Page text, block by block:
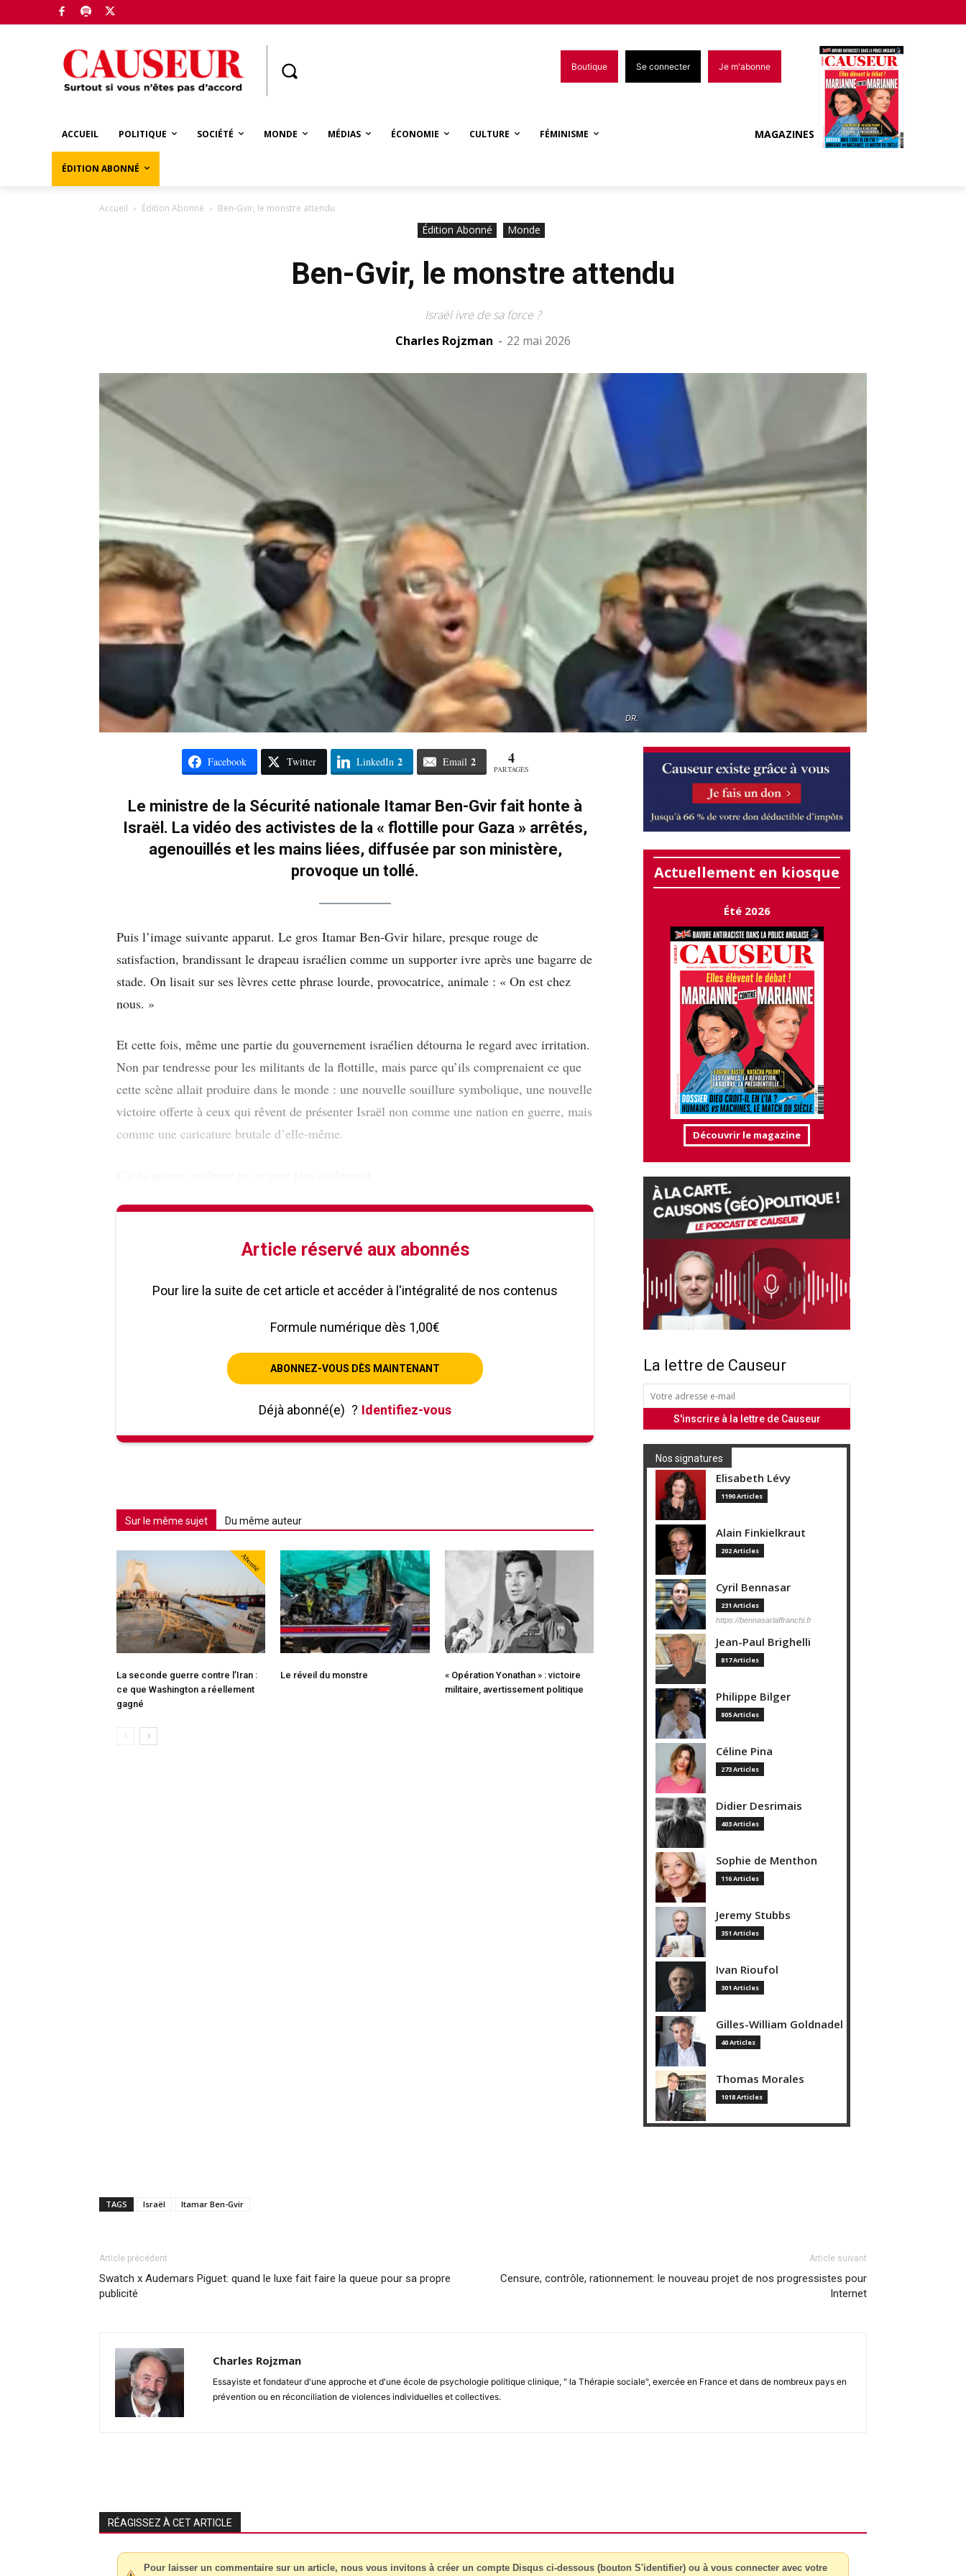
Boutique Se connecter Je m'abonne
ACCUEIL POLITIQUE SOCIÉTÉ MONDE MÉDIAS ÉCONOMIE CULTURE FÉMINISME
ÉDITION ABONNÉ
MAGAZINES
Accueil Édition Abonné Ben-Gvir, le monstre attendu
Édition Abonné Monde
Ben-Gvir, le monstre attendu
Israël ivre de sa force ?
Charles Rojzman - 22 mai 2026
DR.
Facebook Twitter LinkedIn 2 Email 2 4
PARTAGES
Le ministre de la Sécurité nationale Itamar Ben-Gvir fait honte à
Israël. La vidéo des activistes de la « flottille pour Gaza » arrêtés,
agenouillés et les mains liées, diffusée par son ministère,
provoque un tollé.
Puis l’image suivante apparut. Le gros Itamar Ben-Gvir hilare, presque rouge de
satisfaction, brandissant le drapeau israélien comme un supporter ivre après une bagarre de
stade. On lisait sur ses lèvres cette phrase lourde, provocatrice, animale : « On est chez
nous. »
Et cette fois, même une partie du gouvernement israélien détourna le regard avec irritation.
Non par tendresse pour les militants de la flottille, mais parce qu’ils comprenaient ce que
cette scène allait produire dans le monde : une nouvelle souillure symbolique, une nouvelle
victoire offerte à ceux qui rêvent de présenter Israël non comme une nation en guerre, mais
comme une caricature brutale d’elle-même.
Article réservé aux abonnés
Pour lire la suite de cet article et accéder à l'intégralité de nos contenus
Formule numérique dès 1,00€
ABONNEZ-VOUS DÈS MAINTENANT
Déjà abonné(e) ? Identifiez-vous
Sur le même sujet Du même auteur
Abonné
La seconde guerre contre l’Iran :
ce que Washington a réellement
gagné
Le réveil du monstre
« Opération Yonathan » : victoire
militaire, avertissement politique
Actuellement en kiosque
Été 2026
Découvrir le magazine
La lettre de Causeur
Nos signatures
Elisabeth Lévy
1190 Articles
Alain Finkielkraut
202 Articles
Cyril Bennasar
231 Articles
https://bennasarlaffranchi.fr
Jean-Paul Brighelli
817 Articles
Philippe Bilger
805 Articles
Céline Pina
273 Articles
Didier Desrimais
403 Articles
Sophie de Menthon
116 Articles
Jeremy Stubbs
351 Articles
Ivan Rioufol
301 Articles
Gilles-William Goldnadel
40 Articles
Thomas Morales
1018 Articles
TAGS Israël Itamar Ben-Gvir
Article précédent
Swatch x Audemars Piguet: quand le luxe fait faire la queue pour sa propre
publicité
Article suivant
Censure, contrôle, rationnement: le nouveau projet de nos progressistes pour
Internet
Charles Rojzman
Essayiste et fondateur d'une approche et d'une école de psychologie politique clinique, " la Thérapie sociale", exercée en France et dans de nombreux pays en
prévention ou en réconciliation de violences individuelles et collectives.
RÉAGISSEZ À CET ARTICLE
Pour laisser un commentaire sur un article, nous vous invitons à créer un compte Disqus ci-dessous (bouton S'identifier) ou à vous connecter avec votre